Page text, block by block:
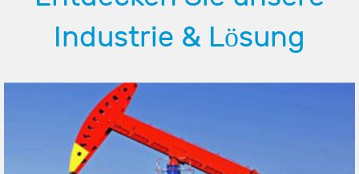
Industrie & Lösung